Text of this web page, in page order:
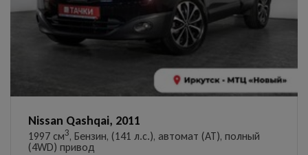
Nissan Qashqai, 2011
1997 см3, Бензин, (141 л.с.), автомат (AT), полный
(4WD) привод